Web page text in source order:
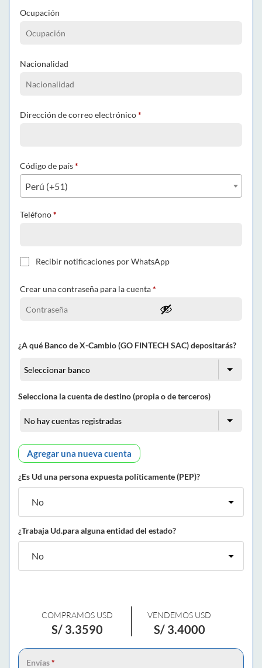
Ocupación
Nacionalidad
Dirección de correo electrónico*
Código de país*
Perú (+51)
Teléfono*
Recibir notificaciones por WhatsApp
Crear una contraseña para la cuenta*
¿A qué Banco de X-Cambio (GO FINTECH SAC) depositarás?
Selecciona la cuenta de destino (propia o de terceros)
Agregar una nueva cuenta
¿Es Ud una persona expuesta políticamente (PEP)?
¿Trabaja Ud.para alguna entidad del estado?
COMPRAMOS USD
S/ 3.3590
VENDEMOS USD
S/ 3.4000
Envías*